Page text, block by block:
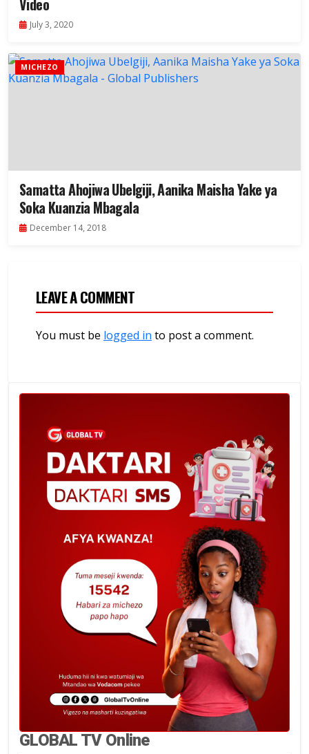
Video
July 3, 2020
MICHEZO
Samatta Ahojiwa Ubelgiji, Aanika Maisha Yake ya
Soka Kuanzia Mbagala
December 14, 2018
LEAVE A COMMENT
You must be logged in to post a comment.
GLOBAL TV Online